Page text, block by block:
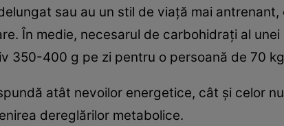
sau au un stil de viaţă mai
În medie, necesarul de carbohidraţi al
350-400 g pe zi pentru o persoană de 70
atât nevoilor energetice, cât şi celor
dereglărilor metabolice.